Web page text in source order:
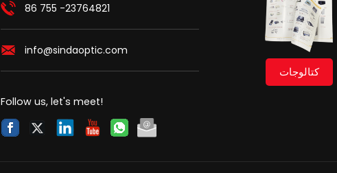
86 755 -23764821
info@sindaoptic.com
Follow us, let's meet!
كتالوجات